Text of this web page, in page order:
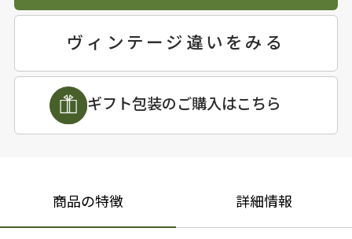
ヴィンテージ違いをみる
ギフト包装のご購入はこちら
商品の特徴 詳細情報